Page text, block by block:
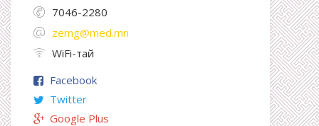
7046-2280
zemg@med.mn
WiFi-тай
Facebook
Twitter
Google Plus